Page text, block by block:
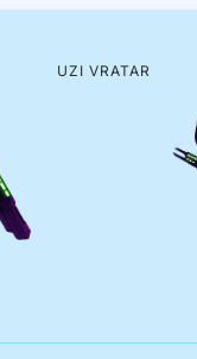
UZI VRATAR